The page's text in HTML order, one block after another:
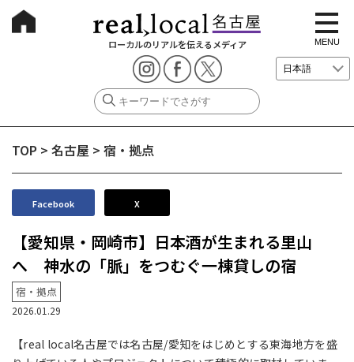
ローカルのリアルを伝えるメディア
t
o
g
g
e
i
i
MENU
TOP > 名古屋 > 宿・拠点
Facebook X
【愛知県・岡崎市】日本酒が生まれる里山
へ 神水の「脈」をつむぐ一棟貸しの宿
宿・拠点
2026.01.29
【real local名古屋では名古屋/愛知をはじめとする東海地方を盛